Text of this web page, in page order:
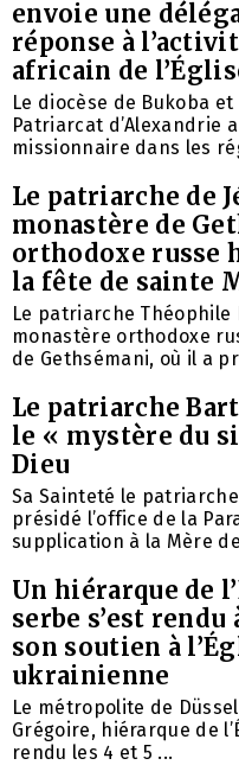
envoie une
réponse à
africain de
Le diocèse de Bukoba
Patriarcat d’Alexandrie
missionnaire dans les
Le patriarche de
monastère de
orthodoxe russe
la fête de sainte
Le patriarche Théophile
monastère orthodoxe
de Gethsémani, où il a
Le patriarche
le « mystère du
Dieu
Sa Sainteté le
présidé l’office de la
supplication à la Mère
Un hiérarque de
serbe s’est
son soutien à
ukrainienne
Le métropolite de
Grégoire, hiérarque de
rendu les 4 et 5 ...